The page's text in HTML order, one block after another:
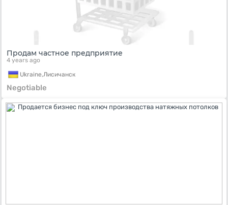
Продам частное предприятие
4 years ago
Ukraine,Лисичанск
Negotiable